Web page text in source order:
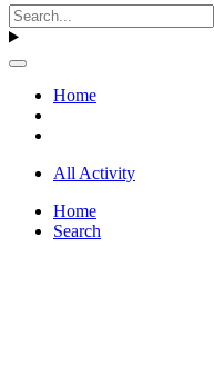
Home
All Activity
Home
Search